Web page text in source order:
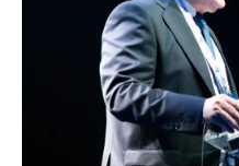
CRONACA
VENETO
POLITICA
ECONOMIA
CRONACA
VENETO
POLITICA
ECONOMIA
CRONACA
VENETO
POLITICA
ECONOMIA